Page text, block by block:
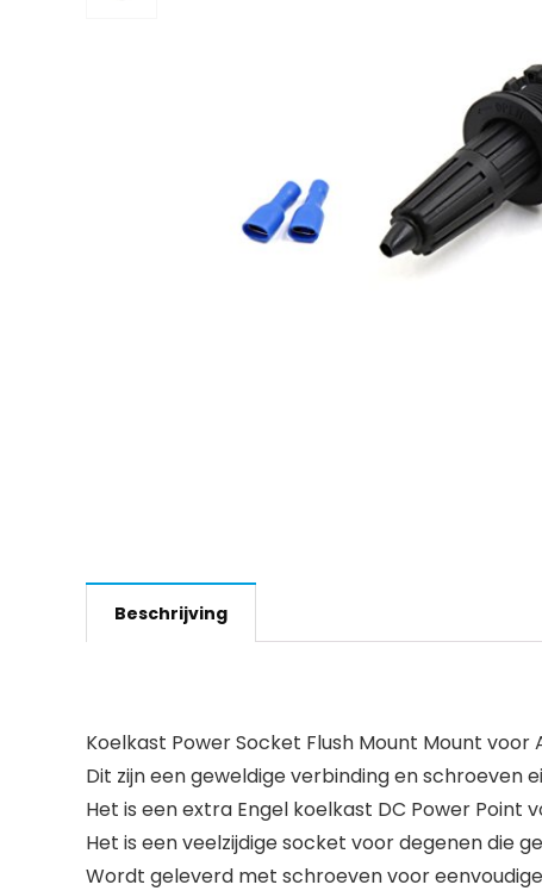
Beschrijving
Koelkast Power Socket Flush Mount Mount voor
Dit zijn een geweldige verbinding en schroeven
Het is een extra Engel koelkast DC Power Point
Het is een veelzijdige socket voor degenen die
Wordt geleverd met schroeven voor